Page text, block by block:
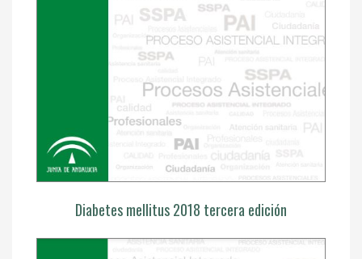
Diabetes mellitus 2018 tercera edición